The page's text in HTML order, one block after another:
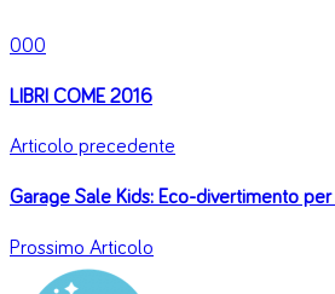
000
LIBRI COME 2016
Articolo precedente
Garage Sale Kids: Eco-divertimento per
Prossimo Articolo